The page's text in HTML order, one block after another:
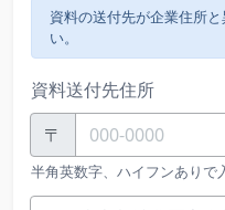
資料の送付先が企業住所
い。
資料送付先住所
〒
半角英数字、ハイフンありで